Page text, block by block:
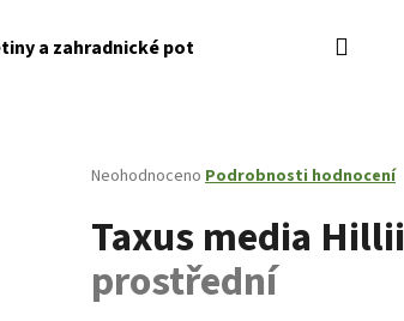
a zahradnické potřeby KontaktyHledat
Průměrné
produktu
Neohodnoceno Podrobnosti hodnocení
Taxus media Hillii
prostřední